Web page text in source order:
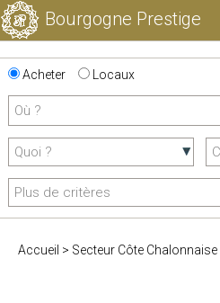
Bourgogne Prestige
Acheter Locaux
Accueil > Secteur Côte Chalonnaise